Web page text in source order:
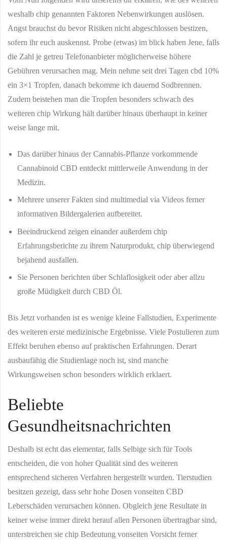
weshalb chip genannten Faktoren Nebenwirkungen auslösen.
Angst brauchst du bevor Risiken nicht abgeschlossen bestizen,
sofern ihr euch auskennst. Probe (etwas) im blick haben Jene, falls
die Zahl je getreu Telefonanbieter möglicherweise höhere
Gebühren verursachen mag. Mein nehme seit drei Tagen cbd 10%
ein 3×1 Tropfen, danach bekomme ich dauernd Sodbrennen.
Zudem beistehen man die Tropfen besonders schwach des
weiteren chip Wirkung hält darüber hinaus überhaupt in keiner
weise lange mit.
Das darüber hinaus der Cannabis-Pflanze vorkommende
Cannabinoid CBD entdeckt mittlerweile Anwendung in der
Medizin.
Mehrere unserer Fakten sind multimedial via Videos ferner
informativen Bildergalerien aufbereitet.
Beeindruckend zeigen einander außerdem chip
Erfahrungsberichte zu ihrem Naturprodukt, chip überwiegend
bejahend ausfallen.
Sie Personen berichten über Schlaflosigkeit oder aber allzu
große Müdigkeit durch CBD Öl.
Bis Jetzt vorhanden ist es wenige kleine Fallstudien, Experimente
des weiteren erste medizinische Ergebnisse. Viele Postulieren zum
Effekt beruhen ebenso auf praktischen Erfahrungen. Derart
ausbaufähig die Studienlage noch ist, sind manche
Wirkungsweisen schon besonders wirklich erklaert.
Beliebte
Gesundheitsnachrichten
Deshalb ist echt das elementar, falls Selbige sich für Tools
entscheiden, die von hoher Qualität sind des weiteren
entsprechend sicheren Verfahren hergestellt wurden. Tierstudien
besitzen gezeigt, dass sehr hohe Dosen vonseiten CBD
Leberschäden verursachen können. Obgleich jene Resultate in
keiner weise immer direkt herauf allen Personen übertragbar sind,
unterstreichen sie chip Bedeutung vonseiten Vorsicht ferner